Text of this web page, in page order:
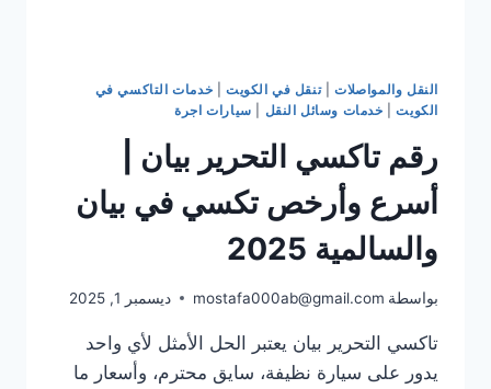
النقل والمواصلات|تنقل في الكويت
خدمات التاكسي في
الكويت| خدمات وسائل النقل سيارات اجرة
رقم تاكسي التحرير بيان |
أسرع وأرخص تكسي في بيان
والسالمية 2025
بواسطة mostafa000ab@gmail.com ديسمبر 1, 2025
تاكسي التحرير بيان يعتبر الحل الأمثل لأي واحد
يدور على سيارة نظيفة، سايق محترم، وأسعار ما